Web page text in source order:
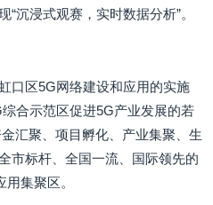
沉浸式观赛，实时数据分析”。
口区5G网络建设和应用的实施
合示范区促进5G产业发展的若
汇聚、项目孵化、产业集聚、生
市标杆、全国一流、国际领先的
集聚区。